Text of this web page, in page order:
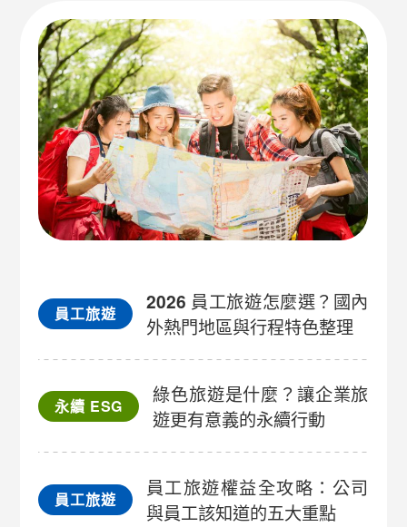
員工旅遊
2026 員工旅遊怎麼選？國內
外熱門地區與行程特色整理
永續 ESG
綠色旅遊是什麼？讓企業旅
遊更有意義的永續行動
員工旅遊
員工旅遊權益全攻略：公司
與員工該知道的五大重點